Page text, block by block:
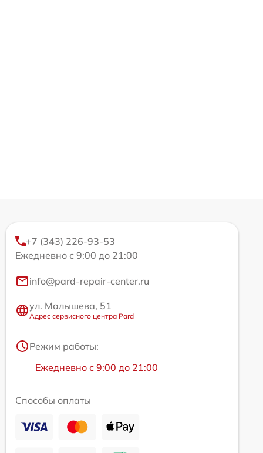
+7 (343) 226-93-53
Ежедневно с 9:00 до 21:00
info@pard-repair-center.ru
ул. Малышева, 51
Адрес сервисного центра Pard
Режим работы:
Ежедневно с 9:00 до 21:00
Способы оплаты